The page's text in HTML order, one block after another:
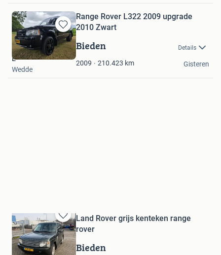
Bewaren
in
Mijn
Favorieten
Range Rover L322 2009 upgrade
2010 Zwart
Bieden Details
2009 210.423 km
E
Wedde
Gisteren
Bewaren
in
Mijn
Favorieten
Land Rover grijs kenteken range
rover
Bieden